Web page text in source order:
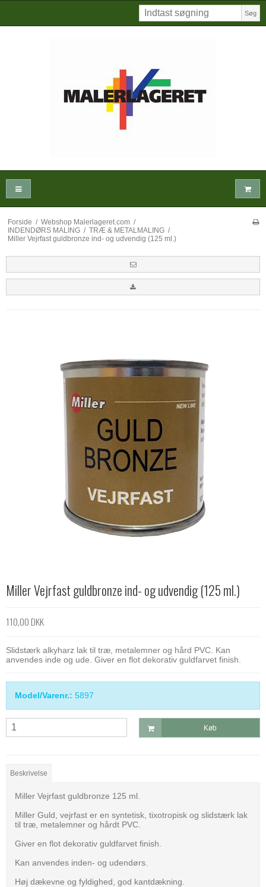
Søg
Forside / Webshop Malerlageret.com /
INDENDØRS MALING / TRÆ & METALMALING /
Miller Vejrfast guldbronze ind- og udvendig (125 ml.)
Miller Vejrfast guldbronze ind- og udvendig (125 ml.)
110,00 DKK
Slidstærk alkyharz lak til træ, metalemner og hård PVC. Kan
anvendes inde og ude. Giver en flot dekorativ guldfarvet finish.
Model/Varenr.: 5897
Køb
Beskrivelse
Miller Vejrfast guldbronze 125 ml.
Miller Guld, vejrfast er en syntetisk, tixotropisk og slidstærk lak
til træ, metalemner og hårdt PVC.
Giver en flot dekorativ guldfarvet finish.
Kan anvendes inden- og udendørs.
Høj dækevne og fyldighed, god kantdækning.